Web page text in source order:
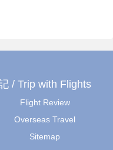
/ Trip with Flights
Flight Review
Overseas Travel
Sitemap